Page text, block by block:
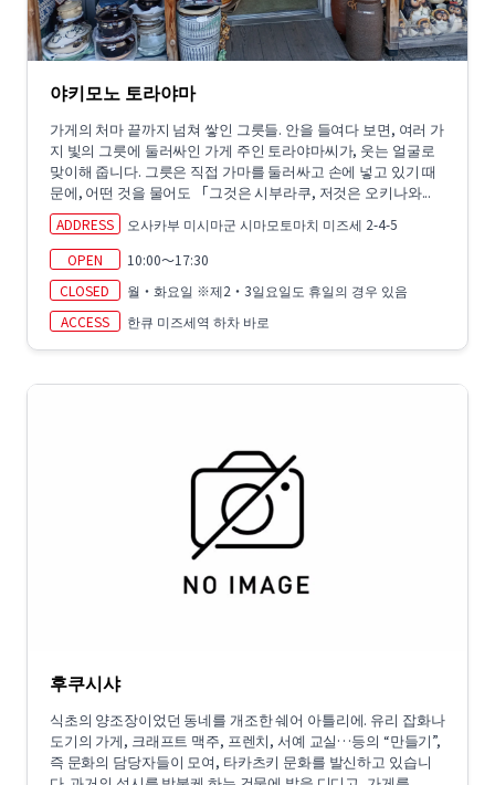
야키모노 토라야마
가게의 처마 끝까지 넘쳐 쌓인 그릇들. 안을 들여다 보면, 여러 가
지 빛의 그릇에 둘러싸인 가게 주인 토라야마씨가, 웃는 얼굴로
맞이해 줍니다. 그릇은 직접 가마를 둘러싸고 손에 넣고 있기 때
문에, 어떤 것을 물어도 「그것은 시부라쿠, 저것은 오키나와...
ADDRESS
오사카부 미시마군 시마모토마치 미즈세 2-4-5
OPEN
10:00～17:30
CLOSED
월・화요일 ※제2・3일요일도 휴일의 경우 있음
ACCESS
한큐 미즈세역 하차 바로
후쿠시샤
식초의 양조장이었던 동네를 개조한 쉐어 아틀리에. 유리 잡화나
도기의 가게, 크래프트 맥주, 프렌치, 서예 교실…등의 “만들기”,
즉 문화의 담당자들이 모여, 타카츠키 문화를 발신하고 있습니